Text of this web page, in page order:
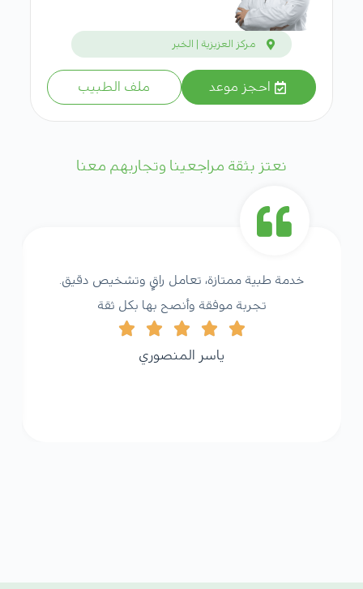
مركز العزيزية | الخبر
احجز موعد ملف الطبيب
نعتز بثقة مراجعينا وتجاربهم معنا
خدمة طبية ممتازة، تعامل راقٍ وتشخيص دقيق.
تجربة موفقة وأنصح بها بكل ثقة
ياسر المنصوري